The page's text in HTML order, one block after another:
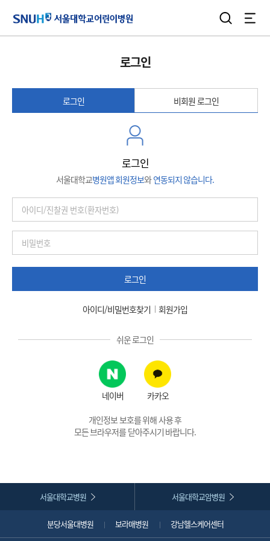
검색
로그인
로그인 비회원 로그인
로그인
서울대학교병원앱 회원정보와연동되지 않습니다.
로그인
아이디/비밀번호찾기 회원가입
쉬운 로그인
네이버
카카오
개인정보 보호를 위해 사용 후
모든 브라우저를 닫아주시기 바랍니다.
서울대학교병원 서울대학교암병원
분당서울대병원 보라매병원 강남헬스케어센터